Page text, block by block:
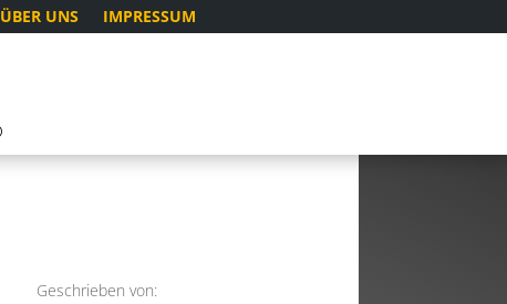
ÜBER UNS IMPRESSUM
Geschrieben von: